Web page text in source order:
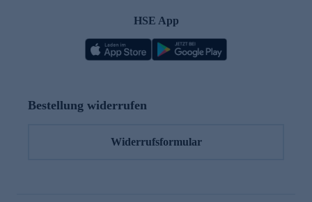
HSE App
Bestellung widerrufen
Widerrufsformular